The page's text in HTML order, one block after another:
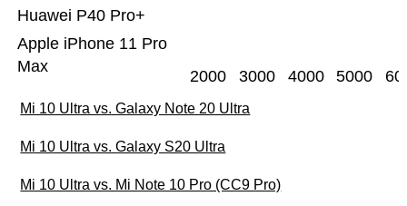
Apple iPhone 11 Pro
Max
Huawei P40 Pro+
2000 3000 4000 5000
Mi 10 Ultra vs. Galaxy Note 20 Ultra
Mi 10 Ultra vs. Galaxy S20 Ultra
Mi 10 Ultra vs. Mi Note 10 Pro (CC9 Pro)